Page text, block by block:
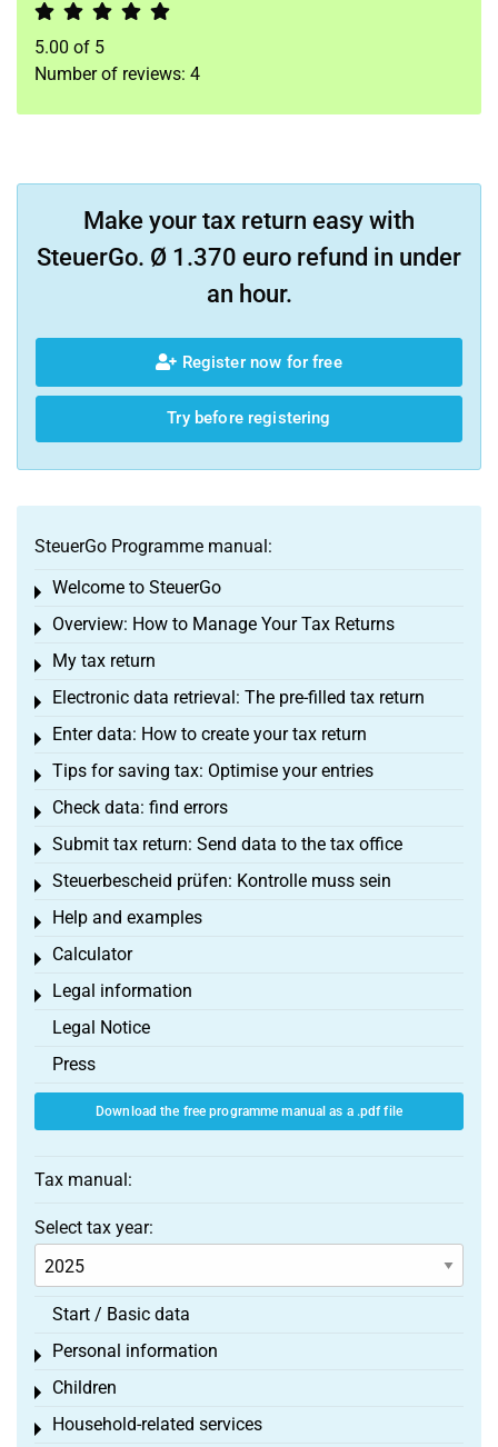
5.00 of 5
Number of reviews: 4
Make your tax return easy with
SteuerGo. Ø 1.370 euro refund in under
an hour.
Register now for free
Try before registering
SteuerGo Programme manual:
Welcome to SteuerGo
Toggle menu
Overview: How to Manage Your Tax Returns
Toggle menu
My tax return
Toggle menu
Electronic data retrieval: The pre-filled tax return
Toggle menu
Enter data: How to create your tax return
Toggle menu
Tips for saving tax: Optimise your entries
Toggle menu
Check data: find errors
Toggle menu
Submit tax return: Send data to the tax office
Toggle menu
Steuerbescheid prüfen: Kontrolle muss sein
Toggle menu
Help and examples
Toggle menu
Calculator
Toggle menu
Legal information
Toggle menu
Legal Notice
Press
Download the free programme manual as a .pdf file
Tax manual:
Select tax year:
Start / Basic data
Personal information
Toggle menu
Children
Toggle menu
Household-related services
Toggle menu